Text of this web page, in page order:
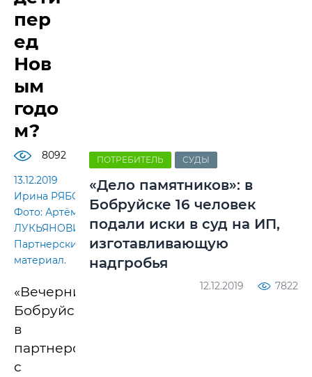
пер
ед
Нов
ым
годо
м?
8092
13.12.2019
Ирина РЯБОВА.
Фото: Артём
ЛУКЬЯНОВИЧА/
Партнерский
материал.
«Вечерний
Бобруйск»
в
партнерстве
с
ПОТРЕБИТЕЛЬ СУДЫ
«Дело памятников»: в
Бобруйске 16 человек
подали иски в суд на ИП,
изготавливающую
надгробья
12.12.2019 7822